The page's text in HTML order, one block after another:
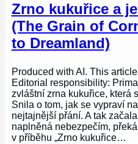
Zrno kukuřice a
(The Grain of
to Dreamland)
Produced with AI. This
Editorial responsibility:
zvláštní zrna kukuřice, která
Snila o tom, jak se vypraví
nejtajnější přání. A tak
naplněná nebezpečím,
v příběhu „Zrno kukuřice…